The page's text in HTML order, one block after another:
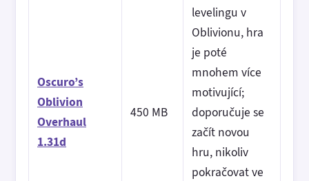
Oscuro’s
Oblivion
Overhaul
1.31d
450 MB
levelingu v
Oblivionu, hra
je poté
mnohem více
motivující;
doporučuje se
začít novou
hru, nikoliv
pokračovat ve